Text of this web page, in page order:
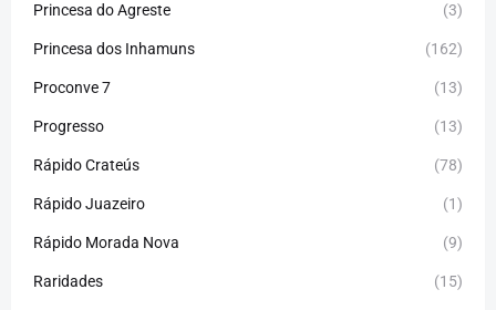
Princesa do Agreste (3)
Princesa dos Inhamuns (162)
Proconve 7 (13)
Progresso (13)
Rápido Crateús (78)
Rápido Juazeiro (1)
Rápido Morada Nova (9)
Raridades (15)